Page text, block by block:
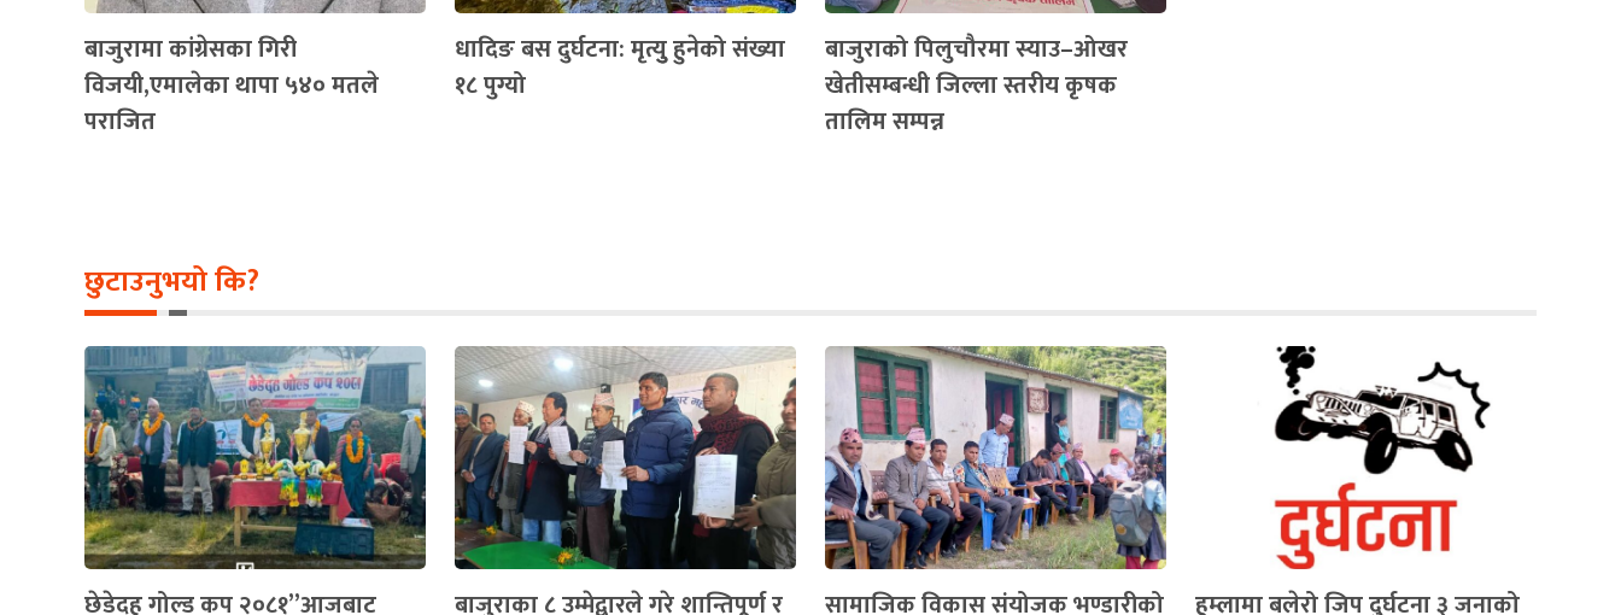
बाजुरामा कांग्रेसका गिरी
विजयी,एमालेका थापा ५४० मतले
पराजित
धादिङ बस दुर्घटना: मृत्युु हुनेको संख्या
१८ पुग्यो
बाजुराको पिलुचौरमा स्याउ–ओखर
खेतीसम्बन्धी जिल्ला स्तरीय कृषक
तालिम सम्पन्न
छुटाउनुभयो कि?
छेडेदह गोल्ड कप २०८१”आजबाट बाजुराका ८ उम्मेद्वारले गरे शान्तिपूर्ण र सामाजिक विकास संयोजक भण्डारीको हुम्लामा बलेरो जिप दुर्घटना ३ जनाको